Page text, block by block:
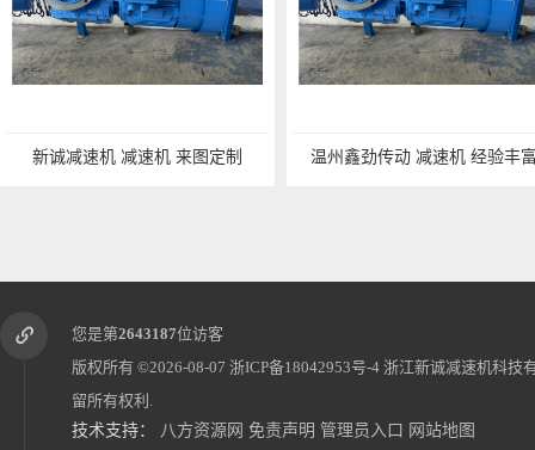
新诚减速机 减速机 来图定制 温州鑫劲传动 减速机 经验丰
您是第2643187位访客
版权所有 ©2026-08-07 浙ICP备18042953号-4 浙江新诚减速机科技
留所有权利.
技术支持：
八方资源网 免责声明 管理员入口 网站地图